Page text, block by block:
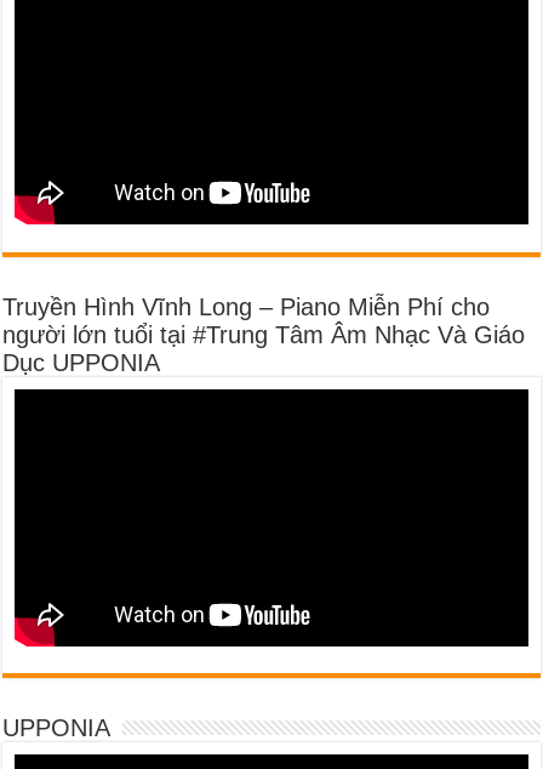
Truyền Hình Vĩnh Long – Piano Miễn Phí cho
người lớn tuổi tại #Trung Tâm Âm Nhạc Và Giáo
Dục UPPONIA
UPPONIA